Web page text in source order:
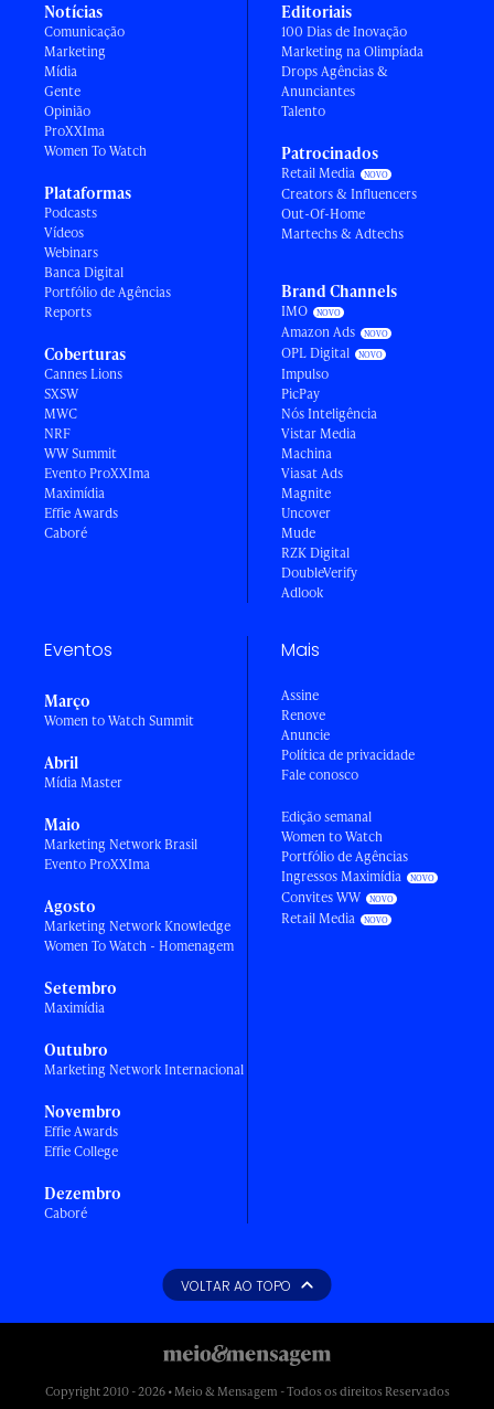
Notícias
Comunicação
Marketing
Mídia
Gente
Opinião
ProXXIma
Women To Watch
Plataformas
Podcasts
Vídeos
Webinars
Banca Digital
Portfólio de Agências
Reports
Coberturas
Cannes Lions
SXSW
MWC
NRF
WW Summit
Evento ProXXIma
Maximídia
Effie Awards
Caboré
Editoriais
100 Dias de Inovação
Marketing na Olimpíada
Drops Agências &
Anunciantes
Talento
Patrocinados
Retail Media
Creators & Influencers
Out-Of-Home
Martechs & Adtechs
Brand Channels
IMO
Amazon Ads
OPL Digital
Impulso
PicPay
Nós Inteligência
Vistar Media
Machina
Viasat Ads
Magnite
Uncover
Mude
RZK Digital
DoubleVerify
Adlook
Eventos
Março
Women to Watch Summit
Abril
Mídia Master
Maio
Marketing Network Brasil
Evento ProXXIma
Agosto
Marketing Network Knowledge
Women To Watch - Homenagem
Setembro
Maximídia
Outubro
Marketing Network Internacional
Novembro
Effie Awards
Effie College
Dezembro
Caboré
Mais
Assine
Renove
Anuncie
Política de privacidade
Fale conosco
Edição semanal
Women to Watch
Portfólio de Agências
Ingressos Maximídia
Convites WW
Retail Media
VOLTAR AO TOPO
Copyright 2010 - 2026 • Meio & Mensagem - Todos os direitos Reservados